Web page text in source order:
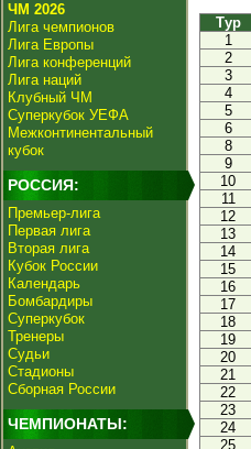
ЧМ 2026
Лига чемпионов
Лига Европы
Лига конференций
Лига наций
Клубный ЧМ
Суперкубок УЕФА
Межконтинентальный
кубок
РОССИЯ:
Премьер-лига
Первая лига
Вторая лига
Кубок России
Календарь
Бомбардиры
Суперкубок
Тренеры
Судьи
Стадионы
Сборная России
ЧЕМПИОНАТЫ:
Тур
1
2
3
4
5
6
8
9
10
11
12
13
14
15
16
17
18
19
20
21
22
23
24
25